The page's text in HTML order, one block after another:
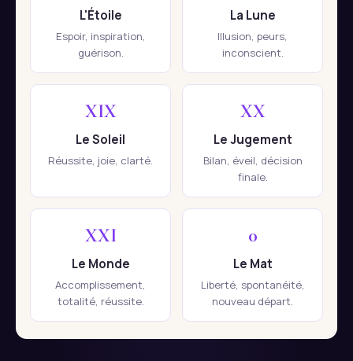
L'Étoile
Espoir, inspiration,
guérison.
La Lune
Illusion, peurs,
inconscient.
XIX
Le Soleil
Réussite, joie, clarté.
XX
Le Jugement
Bilan, éveil, décision
finale.
XXI
Le Monde
Accomplissement,
totalité, réussite.
0
Le Mat
Liberté, spontanéité,
nouveau départ.